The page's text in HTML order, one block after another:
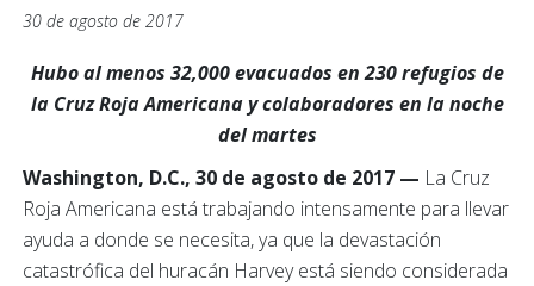
30 de agosto de 2017
Hubo al menos 32,000 evacuados en 230 refugios de
la Cruz Roja Americana y colaboradores en la noche
del martes
Washington, D.C., 30 de agosto de 2017 — La Cruz
Roja Americana está trabajando intensamente para llevar
ayuda a donde se necesita, ya que la devastación
catastrófica del huracán Harvey está siendo considerada